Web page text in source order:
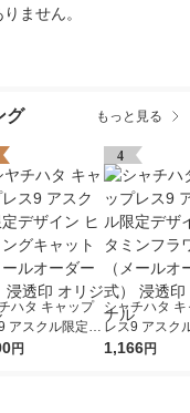
ません。
グ もっと見る
ハタ キャップ
アスクル限定デ
ヒーリングキ
円
4
シャチハタ
レス9 アスク
ザイン ビタ
1,166円